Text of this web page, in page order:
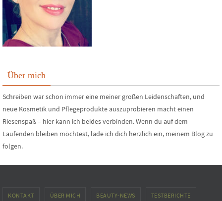
Über mich
Schreiben war schon immer eine meiner großen Leidenschaften, und
neue Kosmetik und Pflegeprodukte auszuprobieren macht einen
Riesenspaß – hier kann ich beides verbinden. Wenn du auf dem
Laufenden bleiben möchtest, lade ich dich herzlich ein, meinem Blog zu
folgen.
KONTAKT ÜBER MICH BEAUTY-NEWS TESTBERICHTE